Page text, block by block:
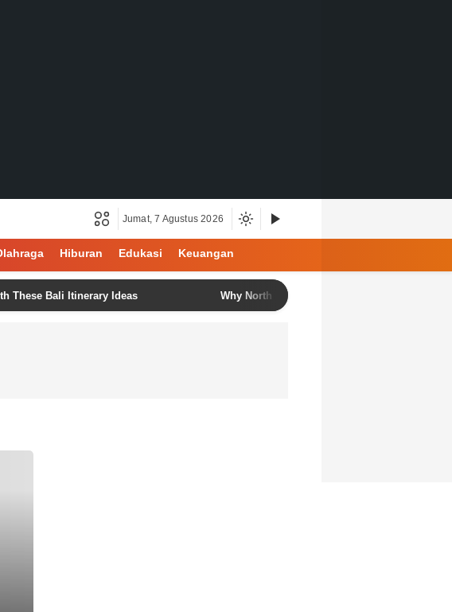
Jumat, 7 Agustus 2026
Hiburan Edukasi Keuangan
Bali Itinerary Ideas Why North Bali Is Becoming the Favorite Destination